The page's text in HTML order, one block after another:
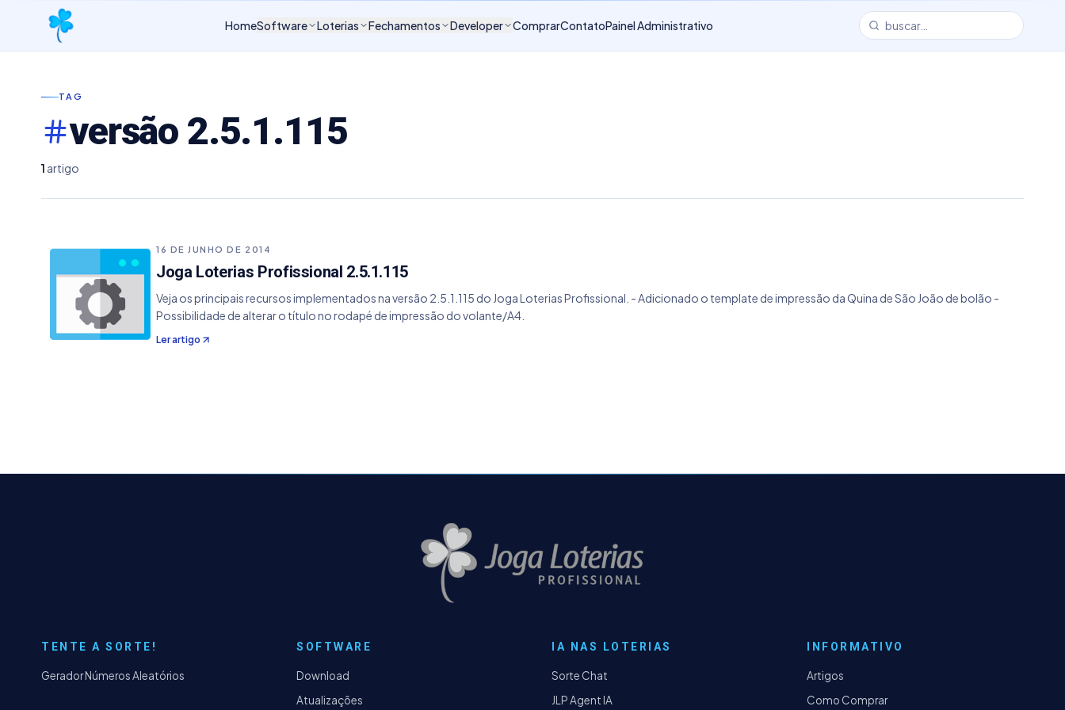
HomeSoftware Loterias Fechamentos Developer ComprarContatoPainel Administrativo
TAG
versão 2.5.1.115
1 artigo
16 DE JUNHO DE 2014
Joga Loterias Profissional 2.5.1.115
Veja os principais recursos implementados na versão 2.5.1.115 do Joga Loterias Profissional. - Adicionado o template de impressão da Quina de São João de bolão -
Possibilidade de alterar o título no rodapé de impressão do volante/A4.
Ler artigo
TENTE A SORTE!
Gerador Números Aleatórios
SOFTWARE
Download
Atualizações
IA NAS LOTERIAS
Sorte Chat
JLP Agent IA
INFORMATIVO
Artigos
Como Comprar